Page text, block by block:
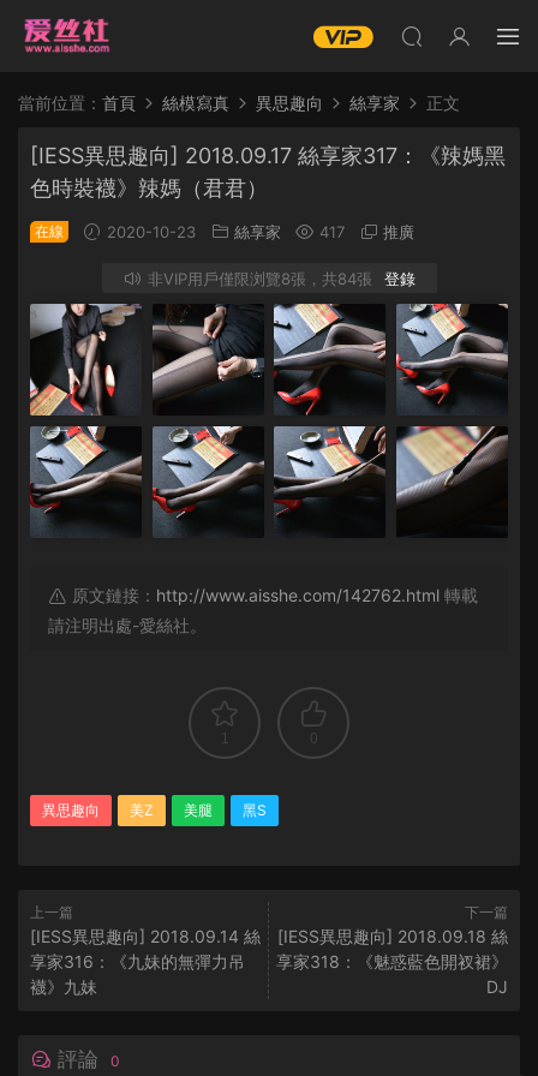
當前位置： 首頁 絲模寫真 異思趣向 絲享家 正文
[IESS異思趣向] 2018.09.17 絲享家317：《辣媽黑
色時裝襪》辣媽（君君）
在線 2020-10-23 絲享家 417 推廣
非VIP用戶僅限浏覽8張，共84張 登錄
原文鏈接： http://www.aisshe.com/142762.html 轉載
請注明出處-愛絲社。
1 0
異思趣向 美Z 美腿 黑S
上一篇
[IESS異思趣向] 2018.09.14 絲
享家316：《九妹的無彈力吊
襪》九妹
下一篇
[IESS異思趣向] 2018.09.18 絲
享家318：《魅惑藍色開衩裙》
DJ
評論 0